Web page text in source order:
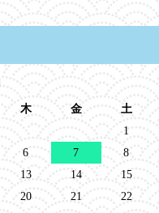
木 金
土
1
6 7
8
13 14
15
20 21
22